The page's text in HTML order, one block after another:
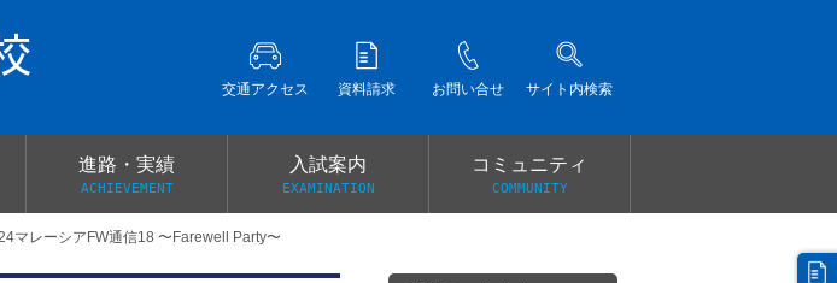
交通アクセス 資料請求 お問い合せ サイト内検索
マレーシアFW通信18 〜Farewell Party〜
進路・実績
ACHIEVEMENT
入試案内
EXAMINATION
コミュニティ
COMMUNITY